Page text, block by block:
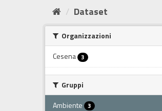
Dataset
Organizzazioni
Cesena 3
Gruppi
Ambiente 3